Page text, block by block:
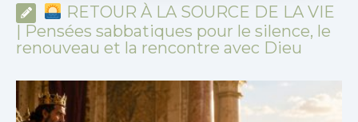
RETOUR À LA SOURCE DE LA VIE
| Pensées sabbatiques pour le silence, le
renouveau et la rencontre avec Dieu